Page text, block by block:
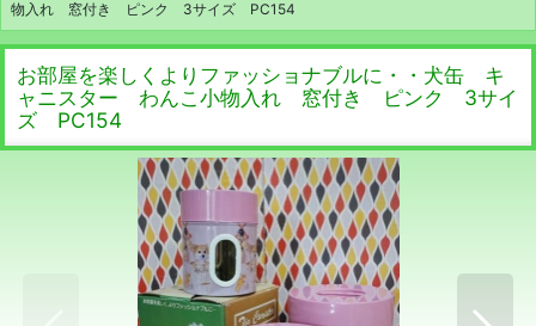
物入れ 窓付き ピンク 3サイズ PC154
お部屋を楽しくよりファッショナブルに・・犬缶 キ
ャニスター わんこ小物入れ 窓付き ピンク 3サイ
ズ PC154